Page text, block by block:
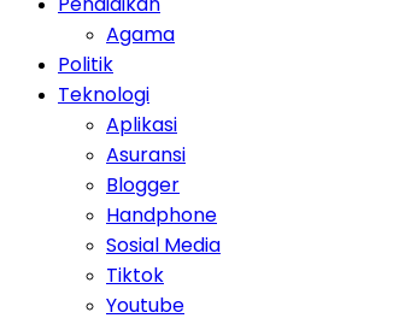
Agama
Politik
Teknologi
Aplikasi
Asuransi
Blogger
Handphone
Sosial Media
Tiktok
Youtube